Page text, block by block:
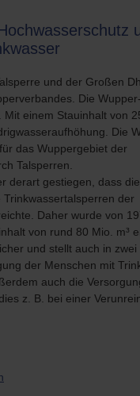
und der Großen
Die Wupper-
einem Stauinhalt von
Die
das Wuppergebiet der
Talsperren.
derart gestiegen, dass die
der
Daher wurde von
von rund 80 Mio. m³
und stellt auch in zwei
der Menschen mit
auch die
z. B. bei einer